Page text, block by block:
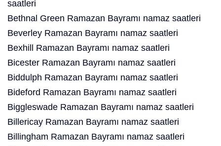
saatleri
Bethnal Green Ramazan Bayramı namaz saatleri
Beverley Ramazan Bayramı namaz saatleri
Bexhill Ramazan Bayramı namaz saatleri
Bicester Ramazan Bayramı namaz saatleri
Biddulph Ramazan Bayramı namaz saatleri
Bideford Ramazan Bayramı namaz saatleri
Biggleswade Ramazan Bayramı namaz saatleri
Billericay Ramazan Bayramı namaz saatleri
Billingham Ramazan Bayramı namaz saatleri